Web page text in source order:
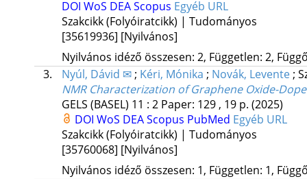
DOI WoS DEAScopus Egyéb URL
Szakcikk (Folyóiratcikk) | Tudományos
[35619936] [Nyilvános]
Nyilvános idéző összesen: 2, Független: 2,
3.
Nyúl, Dávid ✉; Kéri, Mónika ; Novák, Levente;
NMR Characterization of Graphene Oxide-
GELS (BASEL) 11 : 2 Paper: 129 , 19 p. (2025)
DOI WoS DEAScopus PubMed Egyéb URL
Szakcikk (Folyóiratcikk) | Tudományos
[35760068] [Nyilvános]
Nyilvános idéző összesen: 1, Független: 1,